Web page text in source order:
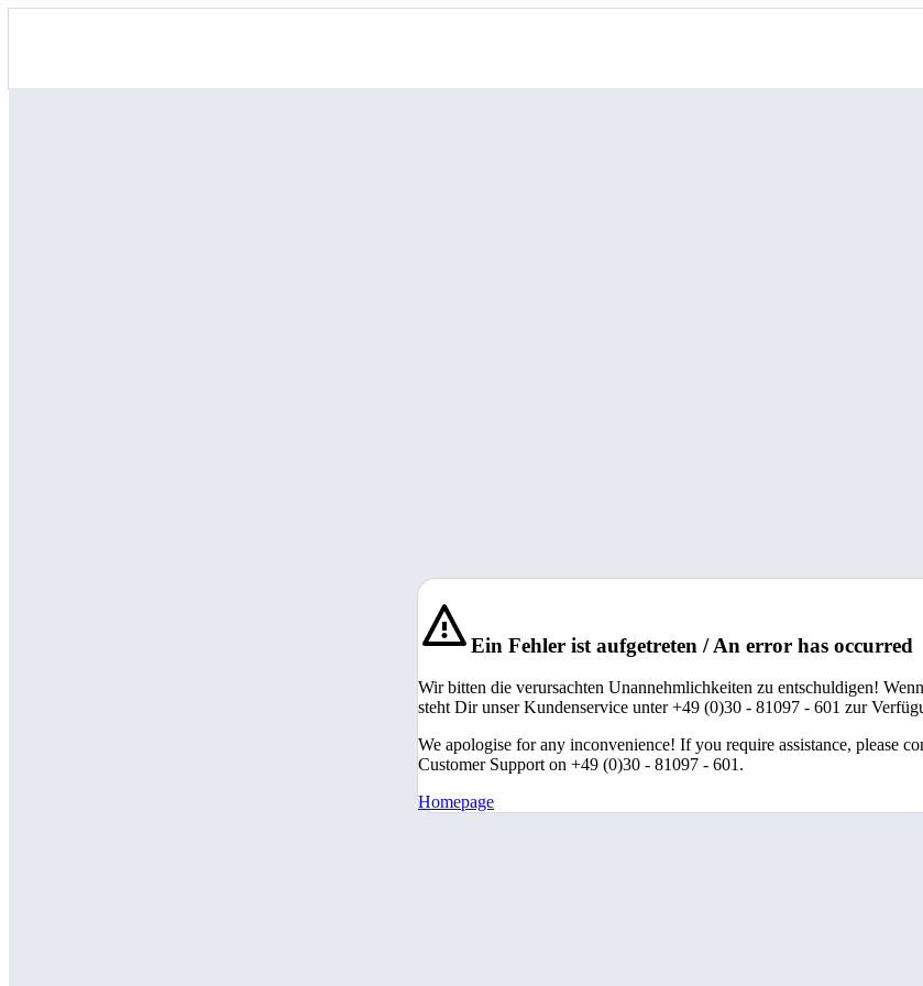
Ein Fehler ist aufgetreten / An error has occurred
Wir bitten die verursachten Unannehmlichkeiten zu entschuldigen!
steht Dir unser Kundenservice unter +49 (0)30 - 81097 - 601 zur
We apologise for any inconvenience! If you require assistance, please
Customer Support on +49 (0)30 - 81097 - 601.
Homepage